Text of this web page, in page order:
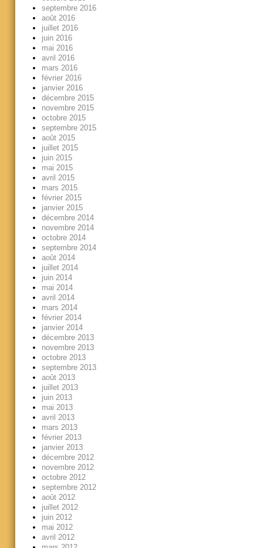
septembre 2016
août 2016
juillet 2016
juin 2016
mai 2016
avril 2016
mars 2016
février 2016
janvier 2016
décembre 2015
novembre 2015
octobre 2015
septembre 2015
août 2015
juillet 2015
juin 2015
mai 2015
avril 2015
mars 2015
février 2015
janvier 2015
décembre 2014
novembre 2014
octobre 2014
septembre 2014
août 2014
juillet 2014
juin 2014
mai 2014
avril 2014
mars 2014
février 2014
janvier 2014
décembre 2013
novembre 2013
octobre 2013
septembre 2013
août 2013
juillet 2013
juin 2013
mai 2013
avril 2013
mars 2013
février 2013
janvier 2013
décembre 2012
novembre 2012
octobre 2012
septembre 2012
août 2012
juillet 2012
juin 2012
mai 2012
avril 2012